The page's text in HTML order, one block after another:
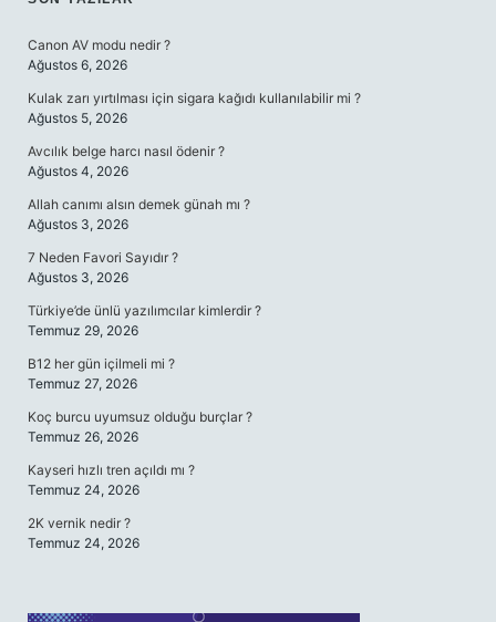
SIDEBAR
Canon AV modu nedir ?
Ağustos 6, 2026
Kulak zarı yırtılması için sigara kağıdı kullanılabilir mi ?
Ağustos 5, 2026
Avcılık belge harcı nasıl ödenir ?
Ağustos 4, 2026
Allah canımı alsın demek günah mı ?
Ağustos 3, 2026
7 Neden Favori Sayıdır ?
Ağustos 3, 2026
Türkiye’de ünlü yazılımcılar kimlerdir ?
Temmuz 29, 2026
B12 her gün içilmeli mi ?
Temmuz 27, 2026
Koç burcu uyumsuz olduğu burçlar ?
Temmuz 26, 2026
Kayseri hızlı tren açıldı mı ?
Temmuz 24, 2026
2K vernik nedir ?
Temmuz 24, 2026